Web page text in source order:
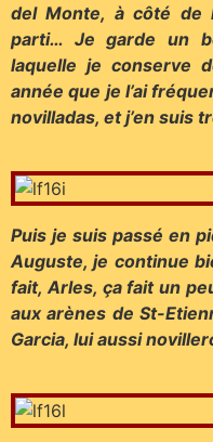
del Monte, à côté de
parti… Je garde un
laquelle je conserve
année que je l’ai
novilladas, et j’en suis
Puis je suis passé en
Auguste, je continue
fait, Arles, ça fait un
aux arènes de St-
Garcia, lui aussi